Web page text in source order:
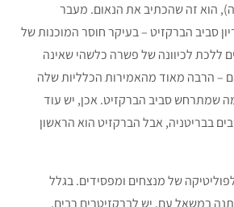
הוא זה שהכתיב את הנאום. מעבר
סביב הברקזיט – בעיקר חוסר המוכנות של
ללכת לכיוונה של פשרה כלשהי שאינה
הרבה מאוד מהאמירות הכלליות שלה
שמתרחש סביב הברקזיט. אכן, יש עוד
בבריטניה, אבל הברקזיט הוא הראשון
של מנצחים ומפסידים. בגלל
במשאל עם, יש לברקזיטרים רבים,